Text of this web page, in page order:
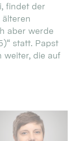
findet der
aber werde
statt. Papst
weiter, die auf